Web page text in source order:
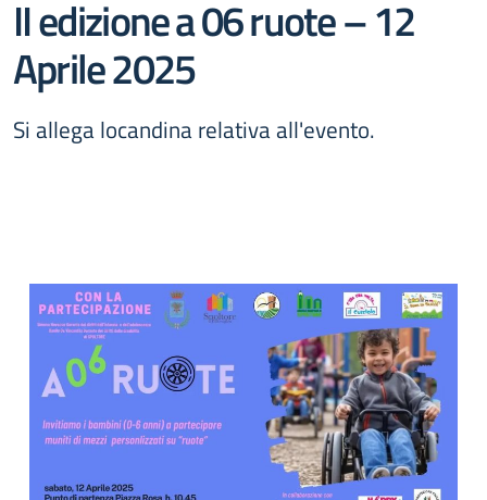
II edizione a 06 ruote – 12
Aprile 2025
Si allega locandina relativa all'evento.